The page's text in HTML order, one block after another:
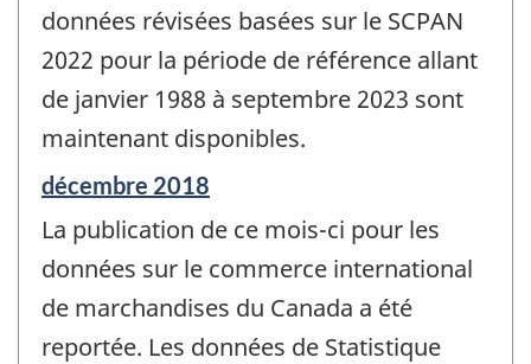
données révisées basées sur le SCPAN
2022 pour la période de référence allant
de janvier 1988 à septembre 2023 sont
maintenant disponibles.
Période
référence
de
-
décembre 2018
La publication de ce mois-ci pour les
données sur le commerce international
de marchandises du Canada a été
reportée. Les données de Statistique